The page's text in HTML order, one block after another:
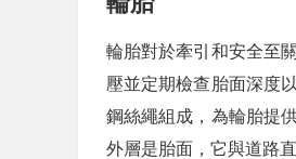
輪胎對於牽引和安全至
壓並定期檢查胎面深度
鋼絲繩組成，為輪胎提
外層是胎面，它與道路